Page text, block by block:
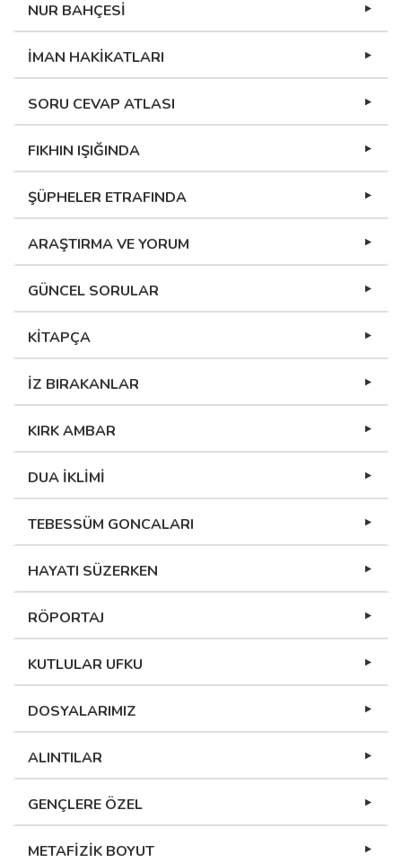
NUR BAHÇESİ
İMAN HAKİKATLARI
SORU CEVAP ATLASI
FIKHIN IŞIĞINDA
ŞÜPHELER ETRAFINDA
ARAŞTIRMA VE YORUM
GÜNCEL SORULAR
KİTAPÇA
İZ BIRAKANLAR
KIRK AMBAR
DUA İKLİMİ
TEBESSÜM GONCALARI
HAYATI SÜZERKEN
RÖPORTAJ
KUTLULAR UFKU
DOSYALARIMIZ
ALINTILAR
GENÇLERE ÖZEL
METAFİZİK BOYUT